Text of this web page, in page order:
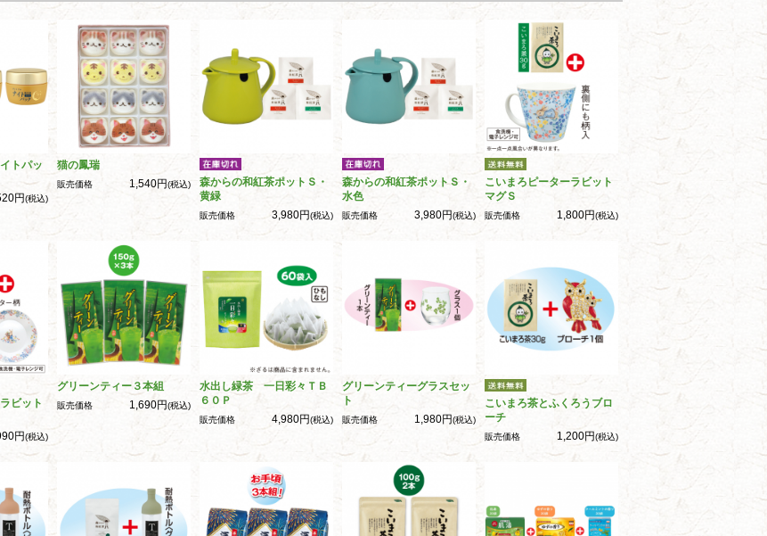
トパッ
円(税込)
猫の鳳瑞
販売価格 1,540円(税込)
森からの和紅茶ポットＳ・
黄緑
販売価格 3,980円(税込)
森からの和紅茶ポットＳ・
水色
販売価格 3,980円(税込)
こいまろピーターラビット
マグＳ
販売価格 1,800円(税込)
ビット
円(税込)
グリーンティー３本組
販売価格 1,690円(税込)
水出し緑茶 一日彩々ＴＢ
６０Ｐ
販売価格 4,980円(税込)
グリーンティーグラスセッ
ト
販売価格 1,980円(税込)
こいまろ茶とふくろうブロ
ーチ
販売価格 1,200円(税込)